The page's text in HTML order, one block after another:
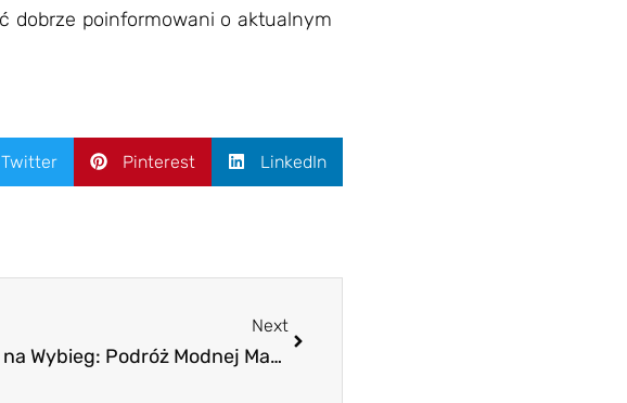
dobrze poinformowani o aktualnym
Twitter Pinterest LinkedIn
Next
Z Zielonej Kontrkultury na Wybieg: Podróż Modnej Marihuany